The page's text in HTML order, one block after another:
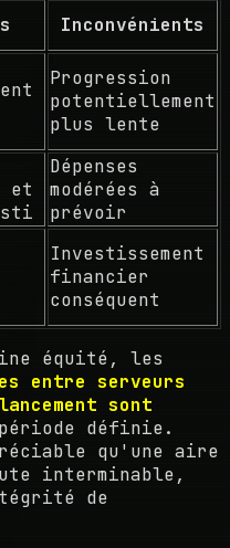
Inconvénients
Progression
potentiellement
plus lente
et
Dépenses
modérées à
prévoir
Investissement
financier
conséquent
équité, les
entre serveurs
sont
définie.
qu'une aire
interminable,
de